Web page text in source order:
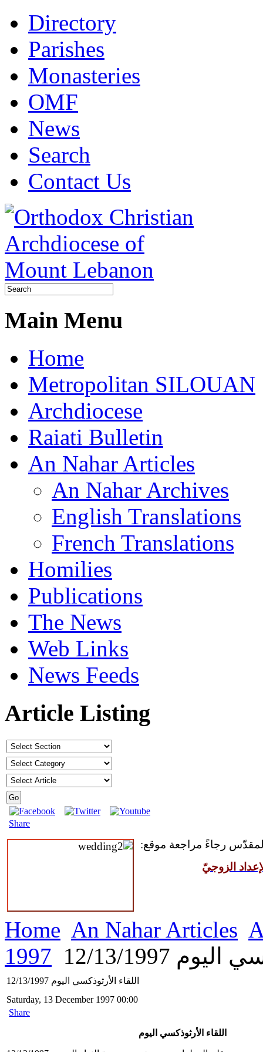
Directory
Parishes
Monasteries
OMF
News
Search
Contact Us
Main Menu
Home
Metropolitan SILOUAN
Archdiocese
Raiati Bulletin
An Nahar Articles
An Nahar Archives
English Translations
French Translations
Homilies
Publications
The News
Web Links
News Feeds
Article Listing
Share
رجاءً مراجعة موقع:
الزوجيّ
Home An Nahar Articles
1997
12/13/1997
اللقاء الأرثوذكسي اليوم 12/13/1997
Saturday, 13 December 1997 00:00
Share
اللقاء الأرثوذكسي اليوم